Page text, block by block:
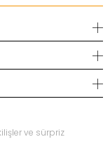
ve sürpriz